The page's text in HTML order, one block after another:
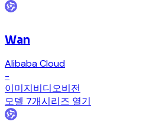
Wan
Alibaba Cloud
-
이미지비디오비전
모델 7개시리즈 열기